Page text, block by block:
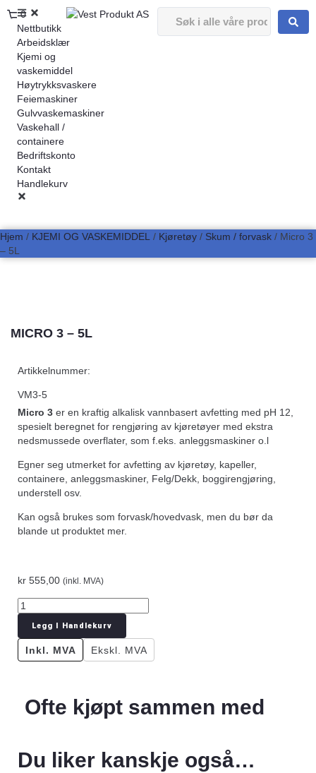
0
Nettbutikk
Arbeidsklær
Kjemi og
vaskemiddel
Høytrykksvaskere
Feiemaskiner
Gulvvaskemaskiner
Vaskehall /
containere
Bedriftskonto
Kontakt
Handlekurv
Hjem / KJEMI OG VASKEMIDDEL / Kjøretøy / Skum / forvask / Micro 3
– 5L
MICRO 3 – 5L
Artikkelnummer:
VM3-5
Micro 3 er en kraftig alkalisk vannbasert avfetting med pH 12,
spesielt beregnet for rengjøring av kjøretøyer med ekstra
nedsmussede overflater, som f.eks. anleggsmaskiner o.l
Egner seg utmerket for avfetting av kjøretøy, kapeller,
containere, anleggsmaskiner, Felg/Dekk, boggirengjøring,
understell osv.
Kan også brukes som forvask/hovedvask, men du bør da
blande ut produktet mer.
kr 555,00 (inkl. MVA)
Legg I Handlekurv
Inkl. MVA Ekskl. MVA
Ofte kjøpt sammen med
Du liker kanskje også…